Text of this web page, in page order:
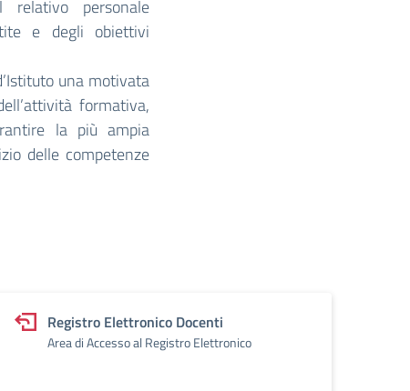
relativo personale
e degli obiettivi
una motivata
formativa,
la più ampia
delle competenze
Registro Elettronico Docenti
Area di Accesso al Registro Elettronico